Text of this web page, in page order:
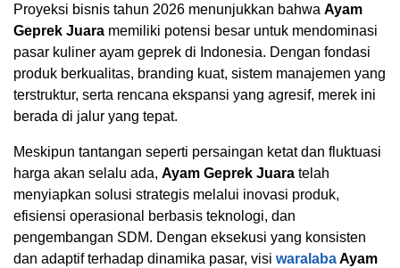
Proyeksi bisnis tahun 2026 menunjukkan bahwa Ayam
Geprek Juara memiliki potensi besar untuk mendominasi
pasar kuliner ayam geprek di Indonesia. Dengan fondasi
produk berkualitas, branding kuat, sistem manajemen yang
terstruktur, serta rencana ekspansi yang agresif, merek ini
berada di jalur yang tepat.
Meskipun tantangan seperti persaingan ketat dan fluktuasi
harga akan selalu ada, Ayam Geprek Juara telah
menyiapkan solusi strategis melalui inovasi produk,
efisiensi operasional berbasis teknologi, dan
pengembangan SDM. Dengan eksekusi yang konsisten
dan adaptif terhadap dinamika pasar, visi waralabaAyam